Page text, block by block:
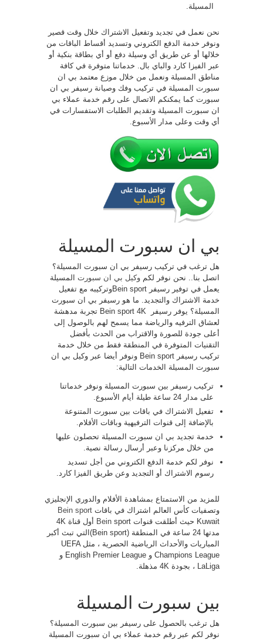
المسيلة.
نحن نعمل في تجديد وتفعيل الاشتراك خلال وقت قصير
ونوفر خدمة الدفع الكتروني وتسديد أقساط الباقات من
خلالها أو عن طريق أي وسيلة دفع أو أي بطاقة بنكية أو
عبر الفيزا كارد والباي بال. خدماتنا متوفرة في كافة
مناطق المسيلة ونعمل من خلال موزع معتمد بي ان
سبورت المسيلة في تركيب وفك وصيانة رسيفر بي ان
سبورت كما يمكنكم الاتصال على رقم خدمة عملاء بي
ان سبورت المسيلة وتقديم الطلبات الاستفسارات في
أي وقت وعلى مدار الأسبوع.
بي ان سبورت المسيلة
هل ترغب في تركيب رسيفر بي ان سبورت المسيلة؟
اتصل بنا.. نحن نوفر لكم وكيل بي ان سبورت المسيلة
يعمل في توفير رسيفر Bein sportوتركيبه مع تفعيل
خدمة الاشتراك والتجديد. ما هو رسيفر بي ان سبورت
المسيلة؟ يوفر رسيفر ​​ Bein sport 4K تجربة مدهشة
لعشاق الترفيه والرياضة مما يسمح لهم بالوصول إلى
أعلى جودة للصورة والاقتراب من الحدث بأفضل
التقنيات المتوفرة في المنطقة فقط من خلال خدمة
تركيب رسيفر Bein sport ونوفر أيضا عبر وكيل بي ان
سبورت المسيلة الخدمات التالية:
تركيب رسيفر بين سبورت المسيلة ونوفر خدماتنا
على مدار 24 ساعة طيلة أيام الأسبوع.
تفعيل الاشتراك في باقات بين سبورت المتنوعة
بالإضافة إلى قنوات الترفيهية وباقات الأفلام.
خدمة تجديد بي ان سبورت المسيلة تحصلون عليها
من خلال مركزنا وعبر أرسال رسالة نصية.
نوفر لكم خدمة الدفع الكتروني من أجل تسديد
رسوم الاشتراك أو التجديد وعن طريق الفيزا كارد.
للمزيد من الاستمتاع بمشاهدة الأفلام والدوري الإنجليزي
وتصفيات كأس العالم اشتراك في باقات Bein sport
Kuwait حيث أطلقت قنوات
Bein
sport أول قناة 4K
مدتها 24 ساعة في المنطقة (Bein sport)التي تبث أكبر
المباريات والأحداث الرياضية الحصرية ، مثل UEFA
Champions League و English Premier League و
LaLiga ، بجودة 4K مذهلة.
بين سبورت المسيلة
هل ترغب بالحصول على رسيفر بين سبورت المسيلة؟
نوفر لكم عبر رقم خدمة عملاء بي ان سبورت المسيلة